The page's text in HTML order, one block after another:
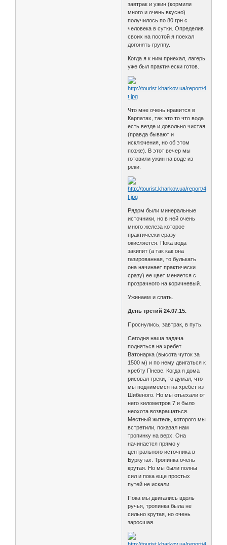
завтрак и ужин (кормили
много и очень вкусно)
получилось по 80 грн с
человека в сутки. Определив
своих на постой я поехал
догонять группу.
Когда я к ним приехал, лагерь
уже был практически готов.
Что мне очень нравится в
Карпатах, так это то что вода
есть везде и довольно чистая
(правда бывают и
исключения, но об этом
позже). В этот вечер мы
готовили ужин на воде из
реки.
Рядом были минеральные
источники, но в ней очень
много железа которое
практически сразу
окисляется. Пока вода
закипит (а так как она
газированная, то булькать
она начинает практически
сразу) ее цвет меняется с
прозрачного на коричневый.
Ужинаем и спать.
День третий 24.07.15.
Проснулись, завтрак, в путь.
Сегодня наша задача
подняться на хребет
Ватонарка (высота чуток за
1500 м) и по нему двигаться к
хребту Пневе. Когда я дома
рисовал треки, то думал, что
мы поднимемся на хребет из
Шибеного. Но мы отьехали от
него километров 7 и было
неохота возвращаться.
Местный житель, которого мы
встретили, показал нам
тропинку на верх. Она
начинается прямо у
центрального источника в
Буркутах. Тропинка очень
крутая. Но мы были полны
сил и пока еще простых
путей не искали.
Пока мы двигались вдоль
ручья, тропинка была не
сильно крутая, но очень
заросшая.